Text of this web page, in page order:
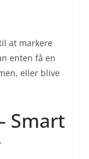
at markere
enten få en
eller blive
Smart